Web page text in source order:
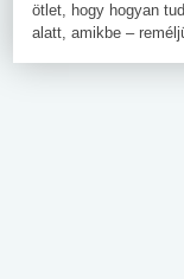
ötlet, hogy hogyan
alatt, amikbe –